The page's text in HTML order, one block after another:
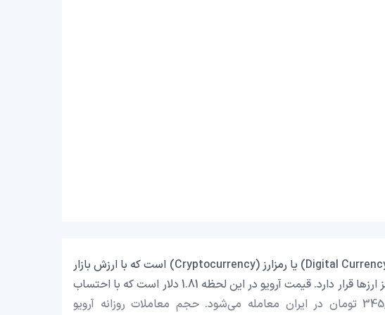
آرویو با نماد اختصاری (AR) یک ارز دیجیتال (Digital Currency) یا رمزارز (Cryptocurrency) است که با ارزش بازار
حدود 119,554,658.26 دلار در رتبه 159 بازار رمز ارزها قرار دارد. قیمت آرویو در این لحظه 1.81 دلار است که با احتساب
قیمت تتر 0.9991 تومان، با قیمت 345,186.87 تومان در ایران معامله می‌شود. حجم معاملات روزانه آرویو